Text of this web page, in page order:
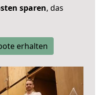
sparen, das
erhalten